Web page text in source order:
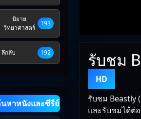
นิยาย
วิทยาศาสตร์
193
ลึกลับ 192
หาหนังและซีรีย์
รับชม
HD
รับชม Beastly
และรับชมได้ต่